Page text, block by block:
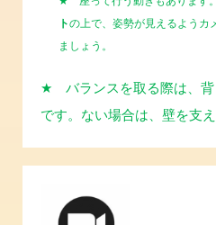
トの上で、姿勢が見えるようカ
ましょう。
★ バランスを取る際は、
です。ない場合は、壁を支